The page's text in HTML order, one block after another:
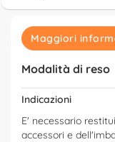
Maggiori
Modalità di reso
Indicazioni
E' necessario
accessori e